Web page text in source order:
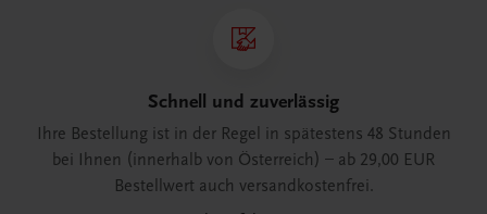
Schnell und zuverlässig
Ihre Bestellung ist in der Regel in spätestens 48 Stunden
bei Ihnen (innerhalb von Österreich) – ab 29,00 EUR
Bestellwert auch versandkostenfrei.